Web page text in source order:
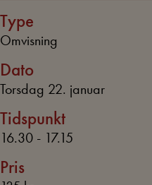
Type
Omvisning
Dato
Torsdag 22. januar
Tidspunkt
16.30 - 17.15
Pris